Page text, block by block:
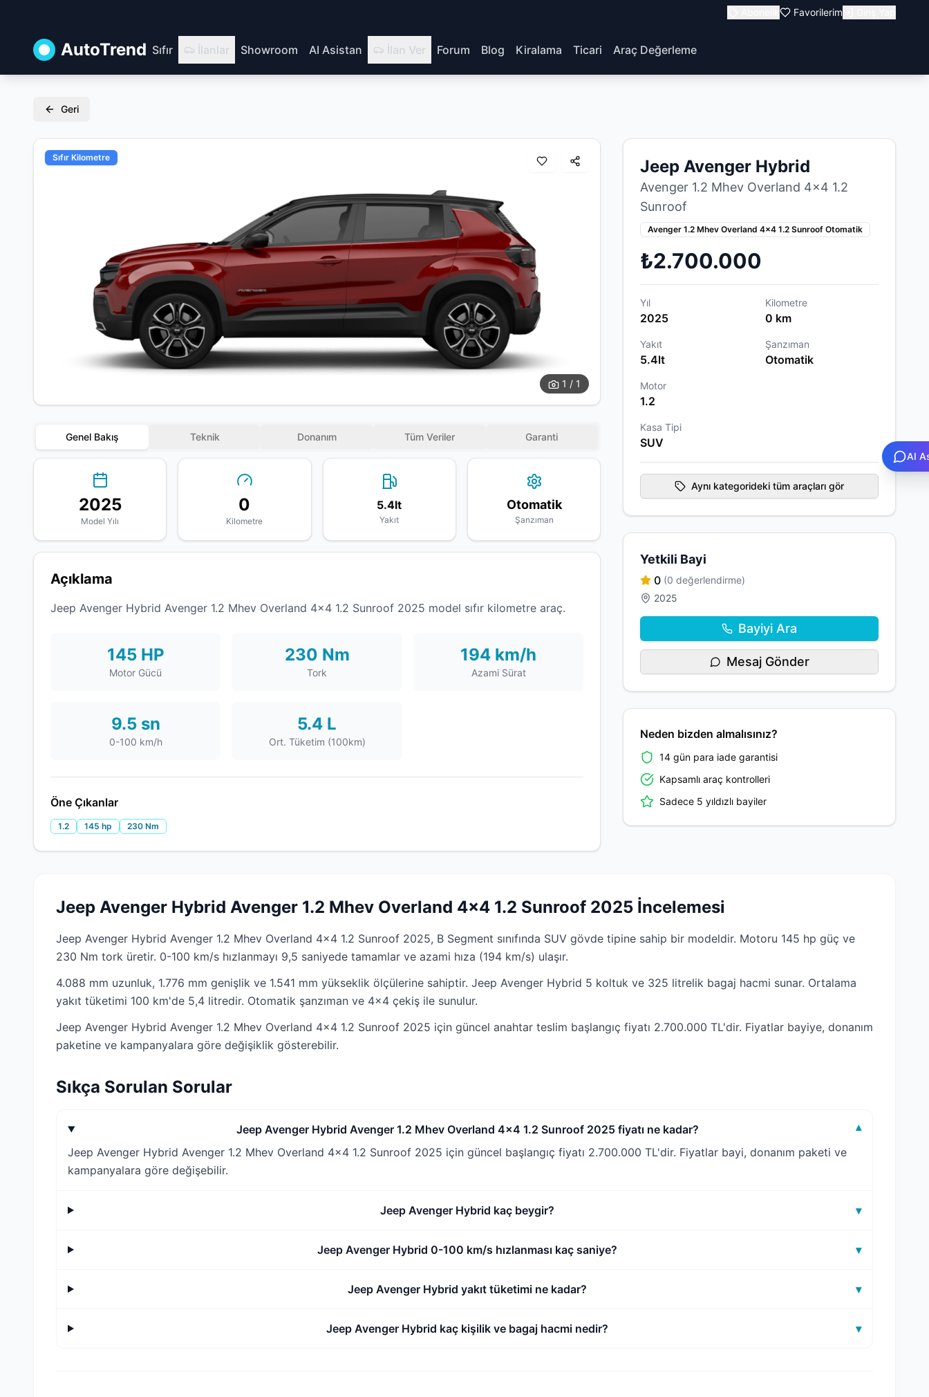
Favorilerim
AutoTrend Sıfır İlanlar Showroom AI Asistan İlan Ver Forum Blog Kiralama Ticari Araç Değerleme
Geri
Sıfır Kilometre
1 / 1
Genel Bakış Teknik Donanım Tüm Veriler Garanti
2025
Model Yılı
0
Kilometre
5.4lt
Yakıt
Otomatik
Şanzıman
Açıklama
Jeep Avenger Hybrid Avenger 1.2 Mhev Overland 4x4 1.2 Sunroof 2025 model sıfır kilometre araç.
145 HP
Motor Gücü
230 Nm
Tork
194 km/h
Azami Sürat
9.5 sn
0-100 km/h
5.4 L
Ort. Tüketim (100km)
Öne Çıkanlar
1.2 145 hp 230 Nm
Jeep Avenger Hybrid
Avenger 1.2 Mhev Overland 4x4 1.2
Sunroof
Avenger 1.2 Mhev Overland 4x4 1.2 Sunroof Otomatik
₺2.700.000
Yıl
2025
Kilometre
0 km
Yakıt
5.4lt
Şanzıman
Otomatik
Motor
1.2
Kasa Tipi
SUV
Aynı kategorideki tüm araçları gör
Yetkili Bayi
0 (0 değerlendirme)
2025
Bayiyi Ara
Mesaj Gönder
Neden bizden almalısınız?
14 gün para iade garantisi
Kapsamlı araç kontrolleri
Sadece 5 yıldızlı bayiler
Jeep Avenger Hybrid Avenger 1.2 Mhev Overland 4x4 1.2 Sunroof 2025 İncelemesi
Jeep Avenger Hybrid Avenger 1.2 Mhev Overland 4x4 1.2 Sunroof 2025, B Segment sınıfında SUV gövde tipine sahip bir modeldir. Motoru 145 hp güç ve
230 Nm tork üretir. 0-100 km/s hızlanmayı 9,5 saniyede tamamlar ve azami hıza (194 km/s) ulaşır.
4.088 mm uzunluk, 1.776 mm genişlik ve 1.541 mm yükseklik ölçülerine sahiptir. Jeep Avenger Hybrid 5 koltuk ve 325 litrelik bagaj hacmi sunar. Ortalama
yakıt tüketimi 100 km'de 5,4 litredir. Otomatik şanzıman ve 4x4 çekiş ile sunulur.
Jeep Avenger Hybrid Avenger 1.2 Mhev Overland 4x4 1.2 Sunroof 2025 için güncel anahtar teslim başlangıç fiyatı 2.700.000 TL'dir. Fiyatlar bayiye, donanım
paketine ve kampanyalara göre değişiklik gösterebilir.
Sıkça Sorulan Sorular
Jeep Avenger Hybrid Avenger 1.2 Mhev Overland 4x4 1.2 Sunroof 2025 fiyatı ne kadar?
▾
Jeep Avenger Hybrid Avenger 1.2 Mhev Overland 4x4 1.2 Sunroof 2025 için güncel başlangıç fiyatı 2.700.000 TL'dir. Fiyatlar bayi, donanım paketi ve
kampanyalara göre değişebilir.
Jeep Avenger Hybrid kaç beygir? ▾
Jeep Avenger Hybrid 0-100 km/s hızlanması kaç saniye? ▾
Jeep Avenger Hybrid yakıt tüketimi ne kadar? ▾
Jeep Avenger Hybrid kaç kişilik ve bagaj hacmi nedir? ▾
AI